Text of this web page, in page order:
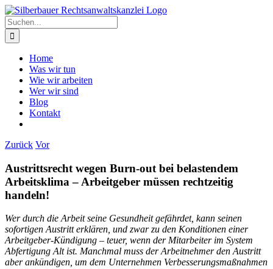
Zum
Inhalt
springen
Suche
nach:
Home
Was wir tun
Wie wir arbeiten
Wer wir sind
Blog
Kontakt
Zurück Vor
Austrittsrecht wegen Burn-out bei belastendem
Arbeitsklima – Arbeitgeber müssen rechtzeitig
handeln!
Wer durch die Arbeit seine Gesundheit gefährdet, kann seinen
sofortigen Austritt erklären, und zwar zu den Konditionen einer
Arbeitgeber-Kündigung – teuer, wenn der Mitarbeiter im System
Abfertigung Alt ist. Manchmal muss der Arbeitnehmer den Austritt
aber ankündigen, um dem Unternehmen Verbesserungsmaßnahmen